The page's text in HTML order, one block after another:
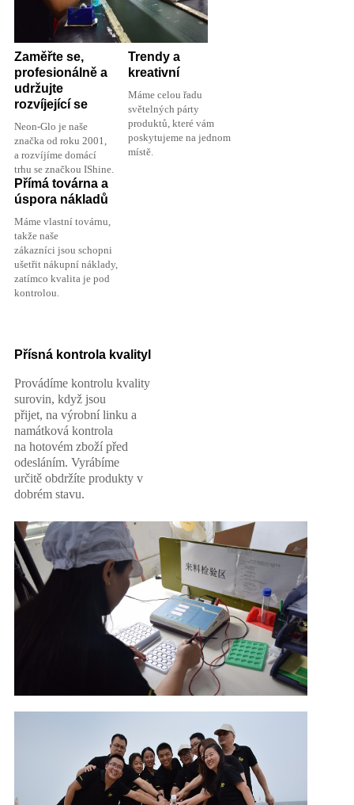
Zaměřte se,
profesionálně a
udržujte
rozvíjející se
Neon-Glo je naše
značka od roku 2001,
a rozvíjíme domácí
trhu se značkou IShine.
Trendy a
kreativní
Máme celou řadu
světelných párty
produktů, které vám
poskytujeme na jednom
místě.
Přímá továrna a
úspora nákladů
Máme vlastní továrnu,
takže naše
zákazníci jsou schopni
ušetřit nákupní náklady,
zatímco kvalita je pod
kontrolou.
Přísná kontrola kvality
Provádíme kontrolu kvality
surovin, když jsou
přijet, na výrobní linku a
namátková kontrola
na hotovém zboží před
odesláním. Vyrábíme
určitě obdržíte produkty v
dobrém stavu.